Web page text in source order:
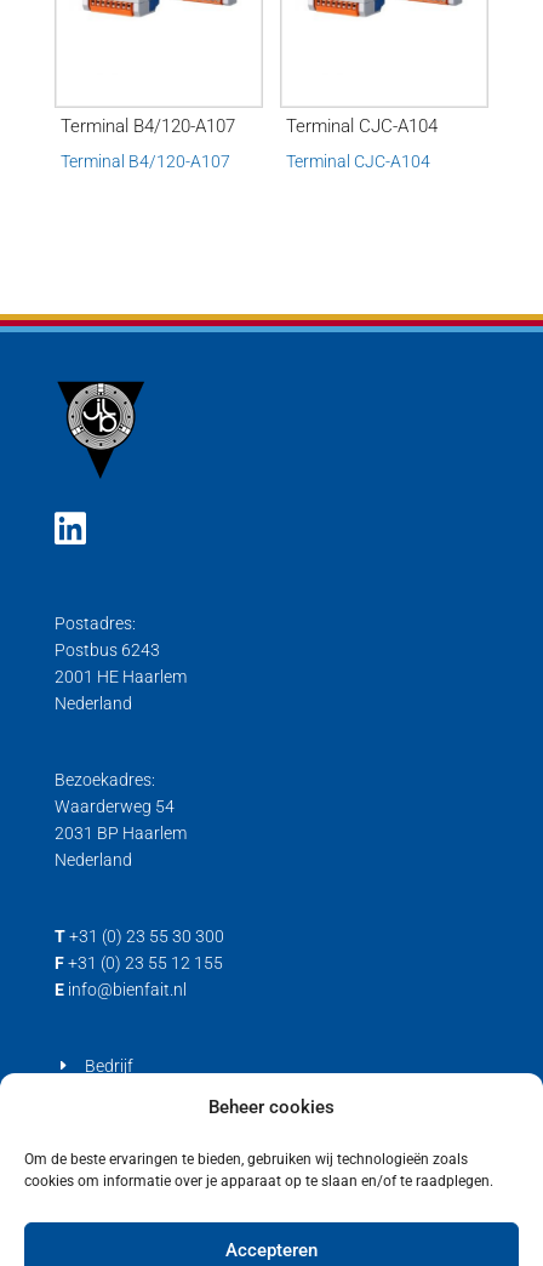
Beheer cookies
Om de beste ervaringen te bieden, gebruiken wij technologieën zoals
cookies om informatie over je apparaat op te slaan en/of te raadplegen.
Accepteren
Terminal B4/120-A107
Terminal B4/120-A107
Terminal CJC-A104
Terminal CJC-A104
Postadres:
Postbus 6243
2001 HE Haarlem
Nederland
Bezoekadres:
Waarderweg 54
2031 BP Haarlem
Nederland
T +31 (0) 23 55 30 300
F +31 (0) 23 55 12 155
E info@bienfait.nl
Bedrijf
Cookiebeleid (EU)